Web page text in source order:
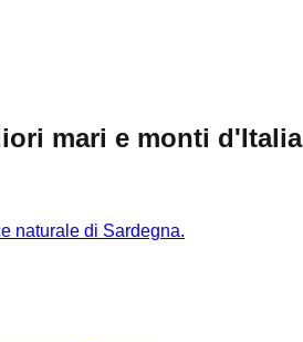
mari e monti d'Italia
naturale di Sardegna.